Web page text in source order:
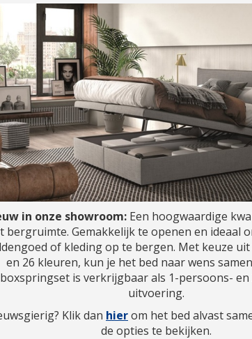
in onze showroom: Een hoogwaardige
bergruimte. Gemakkelijk te openen en ideaal
of kleding op te bergen. Met keuze
en 26 kleuren, kun je het bed naar wens
boxspringset is verkrijgbaar als 1-persoons-
uitvoering.
Klik dan hierom het bed alvast
de opties te bekijken.